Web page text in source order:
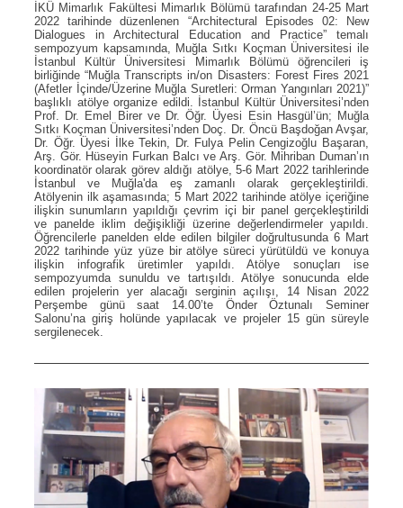
İKÜ Mimarlık Fakültesi Mimarlık Bölümü tarafından 24-25 Mart
2022 tarihinde düzenlenen “Architectural Episodes 02: New
Dialogues in Architectural Education and Practice” temalı
sempozyum kapsamında, Muğla Sıtkı Koçman Üniversitesi ile
İstanbul Kültür Üniversitesi Mimarlık Bölümü öğrencileri iş
birliğinde “Muğla Transcripts in/on Disasters: Forest Fires 2021
(Afetler İçinde/Üzerine Muğla Suretleri: Orman Yangınları 2021)”
başlıklı atölye organize edildi. İstanbul Kültür Üniversitesi’nden
Prof. Dr. Emel Birer ve Dr. Öğr. Üyesi Esin Hasgül’ün; Muğla
Sıtkı Koçman Üniversitesi’nden Doç. Dr. Öncü Başdoğan Avşar,
Dr. Öğr. Üyesi İlke Tekin, Dr. Fulya Pelin Cengizoğlu Başaran,
Arş. Gör. Hüseyin Furkan Balcı ve Arş. Gör. Mihriban Duman’ın
koordinatör olarak görev aldığı atölye, 5-6 Mart 2022 tarihlerinde
İstanbul ve Muğla'da eş zamanlı olarak gerçekleştirildi.
Atölyenin ilk aşamasında; 5 Mart 2022 tarihinde atölye içeriğine
ilişkin sunumların yapıldığı çevrim içi bir panel gerçekleştirildi
ve panelde iklim değişikliği üzerine değerlendirmeler yapıldı.
Öğrencilerle panelden elde edilen bilgiler doğrultusunda 6 Mart
2022 tarihinde yüz yüze bir atölye süreci yürütüldü ve konuya
ilişkin infografik üretimler yapıldı. Atölye sonuçları ise
sempozyumda sunuldu ve tartışıldı. Atölye sonucunda elde
edilen projelerin yer alacağı serginin açılışı, 14 Nisan 2022
Perşembe günü saat 14.00’te Önder Öztunalı Seminer
Salonu’na giriş holünde yapılacak ve projeler 15 gün süreyle
sergilenecek.